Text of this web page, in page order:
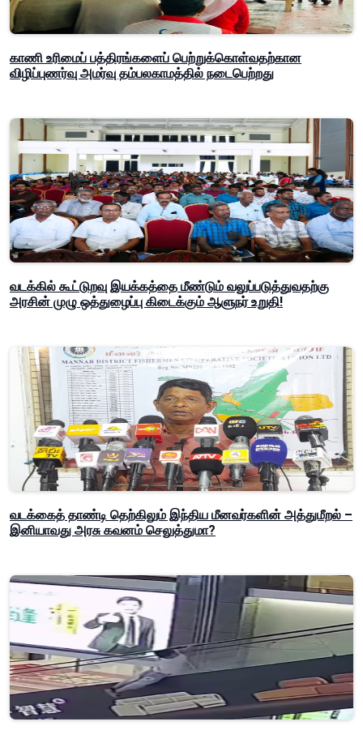
காணி உரிமைப் பத்திரங்களைப் பெற்றுக்கொள்வதற்கான
விழிப்புணர்வு அமர்வு தம்பலகாமத்தில் நடைபெற்றது
வடக்கில் கூட்டுறவு இயக்கத்தை மீண்டும் வலுப்படுத்துவதற்கு
அரசின் முழு ஒத்துழைப்பு கிடைக்கும் ஆளுநர் உறுதி!
வடக்கைத் தாண்டி தெற்கிலும் இந்திய மீனவர்களின் அத்துமீறல் –
இனியாவது அரசு கவனம் செலுத்துமா?